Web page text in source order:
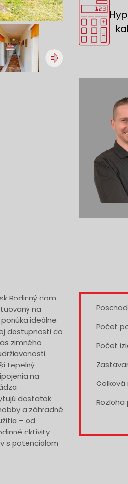
Rodinný dom
na
ideálne
dostupnosti do
zimného
tepelný
na
dostatok
a záhradné
– od
aktivity.
s potenciálom
Počet
Počet
Celková
Rozloha